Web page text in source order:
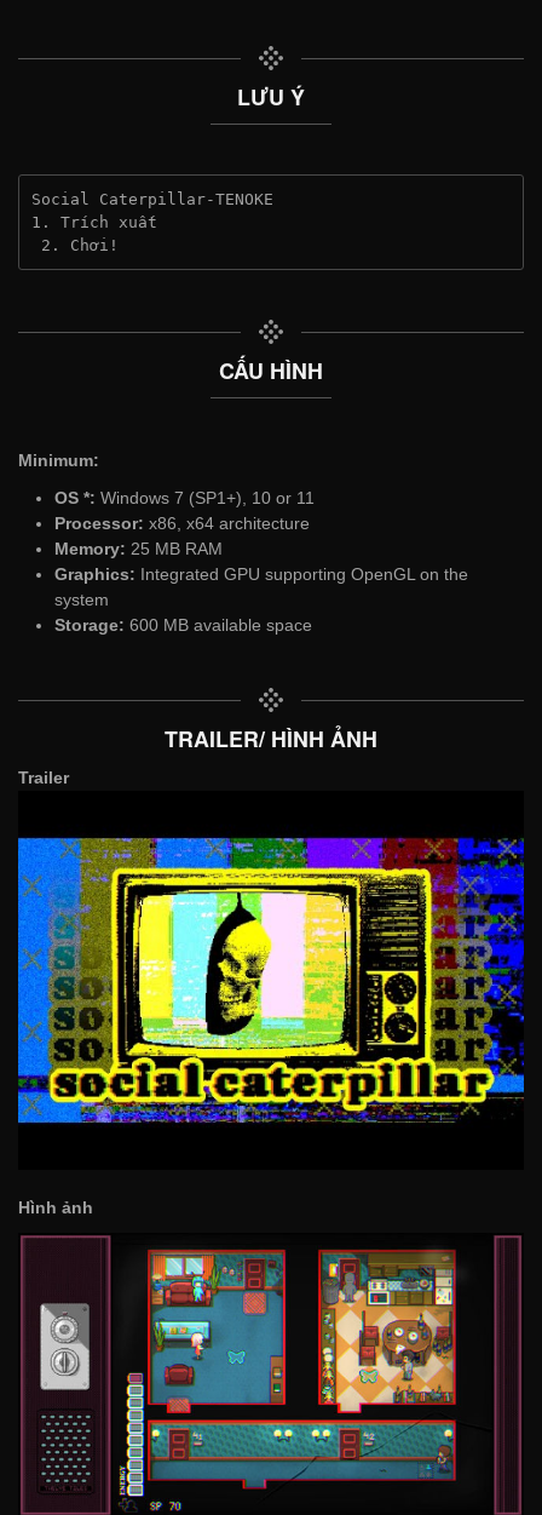
LƯU Ý
Social Caterpillar-TENOKE
1. Trích xuất
2. Chơi!
CẤU HÌNH
Minimum:
OS *: Windows 7 (SP1+), 10 or 11
Processor: x86, x64 architecture
Memory: 25 MB RAM
Graphics: Integrated GPU supporting OpenGL on the
system
Storage: 600 MB available space
TRAILER/ HÌNH ẢNH
Trailer
Hình ảnh